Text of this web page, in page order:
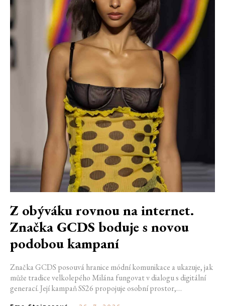
Z obýváku rovnou na internet.
Značka GCDS boduje s novou
podobou kampaní
Značka GCDS posouvá hranice módní komunikace a ukazuje, jak
může tradice velkolepého Milána fungovat v dialogu s digitální
generací. Její kampaň SS26 propojuje osobní prostor,